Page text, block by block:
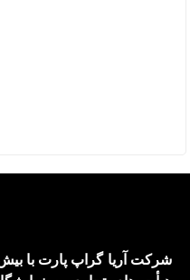
شرکت آریا گراپ پارت با